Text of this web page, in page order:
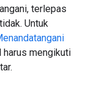
terlepas
Untuk
mengikuti